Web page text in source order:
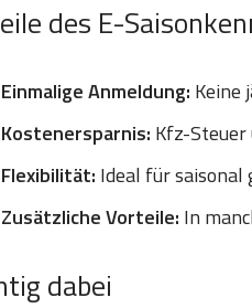
des E-
Einmalige Anmeldung: Keine
Kostenersparnis: Kfz-
Flexibilität: Ideal für saisonal
Zusätzliche Vorteile: In
dabei